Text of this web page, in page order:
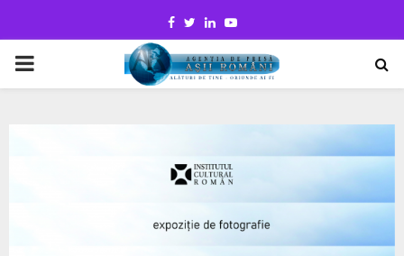
Facebook
TwitterLinkedinYoutube
PRIMARY